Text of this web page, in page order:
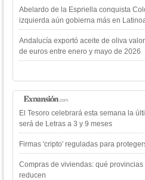
Abelardo de la Espriella conquista
izquierda aún gobierna más en
Andalucía exportó aceite de oliva
de euros entre enero y mayo de 2026
El Tesoro celebrará esta semana la
será de Letras a 3 y 9 meses
Firmas 'cripto' reguladas para
Compras de viviendas: qué
reducen